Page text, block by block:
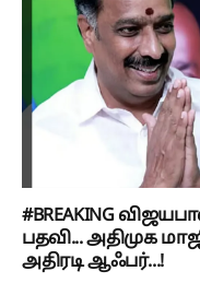
#BREAKING
பதவி... அதிமுக
அதிரடி ஆஃபர்...!